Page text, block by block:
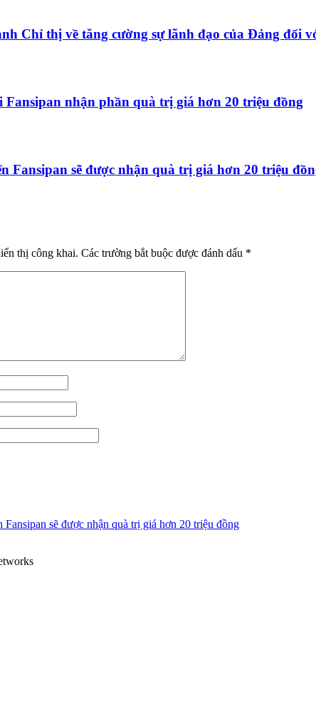
Chỉ thị về tăng cường sự lãnh đạo của Đảng đối
nhận phần quà trị giá hơn 20 triệu đồng
Fansipan sẽ được nhận quà trị giá hơn 20 triệu
thị công khai. Các trường bắt buộc được đánh dấu *
sẽ được nhận quà trị giá hơn 20 triệu đồng